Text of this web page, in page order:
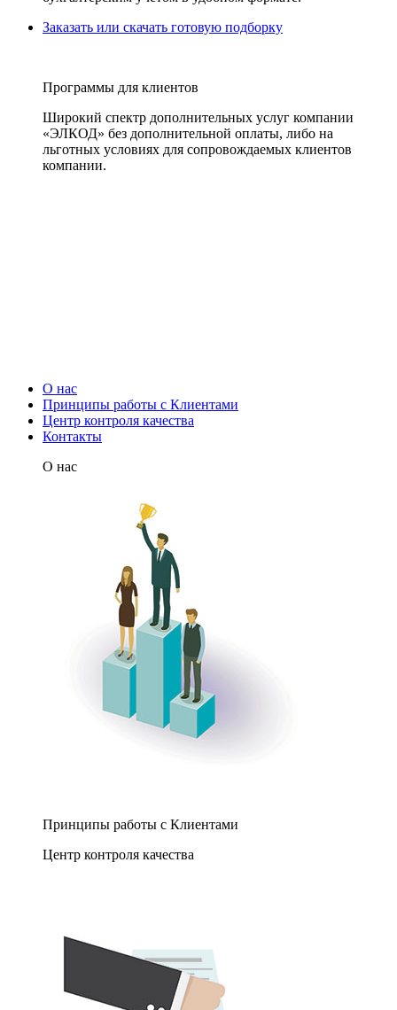
Заказать или скачать готовую подборку
Программы для клиентов
Широкий спектр дополнительных услуг компании
«ЭЛКОД» без дополнительной оплаты, либо на
льготных условиях для сопровождаемых клиентов
компании.
О нас
Принципы работы с Клиентами
Центр контроля качества
Контакты
О нас
Принципы работы с Клиентами
Центр контроля качества